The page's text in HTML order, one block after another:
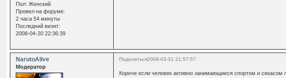
Пол: Женский
Провел на форуме:
2 часа 54 минуты
Последний визит:
2008-04-20 22:36:39
Поделиться2008-03-31 21:57:57
NarutoAlive
Модератор
Короче если человек активно занимающиеся спортом и секасом